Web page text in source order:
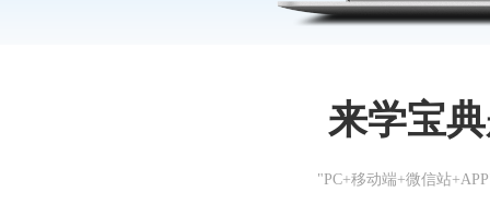
来学宝
"PC+移动端+微信站